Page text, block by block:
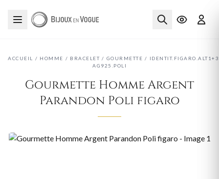
ACCUEIL / HOMME / BRACELET / GOURMETTE / IDENTIT.FIGARO.ALT1+3
AG925.POLI
Gourmette Homme Argent
Parandon Poli figaro